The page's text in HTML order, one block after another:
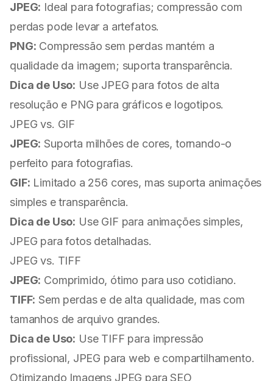
JPEG: Ideal para fotografias; compressão com
perdas pode levar a artefatos.
PNG: Compressão sem perdas mantém a
qualidade da imagem; suporta transparência.
Dica de Uso: Use JPEG para fotos de alta
resolução e PNG para gráficos e logotipos.
JPEG vs. GIF
JPEG: Suporta milhões de cores, tornando-o
perfeito para fotografias.
GIF: Limitado a 256 cores, mas suporta animações
simples e transparência.
Dica de Uso: Use GIF para animações simples,
JPEG para fotos detalhadas.
JPEG vs. TIFF
JPEG: Comprimido, ótimo para uso cotidiano.
TIFF: Sem perdas e de alta qualidade, mas com
tamanhos de arquivo grandes.
Dica de Uso: Use TIFF para impressão
profissional, JPEG para web e compartilhamento.
Otimizando Imagens JPEG para SEO